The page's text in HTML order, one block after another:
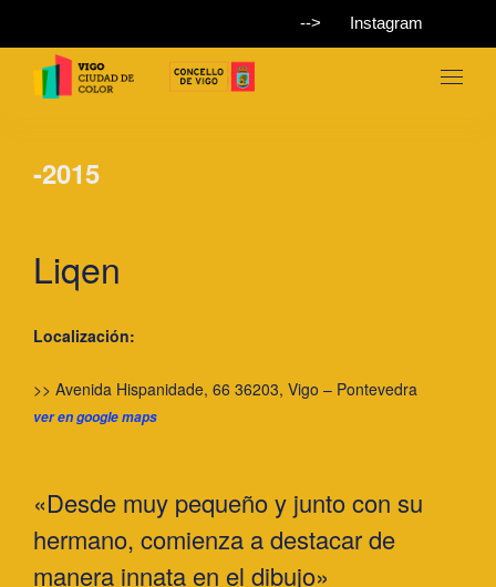
--> Instagram
-2015
Liqen
Localización:
>> Avenida Hispanidade, 66 36203, Vigo – Pontevedra
ver en google maps
«Desde muy pequeño y junto con su
hermano, comienza a destacar de
manera innata en el dibujo»